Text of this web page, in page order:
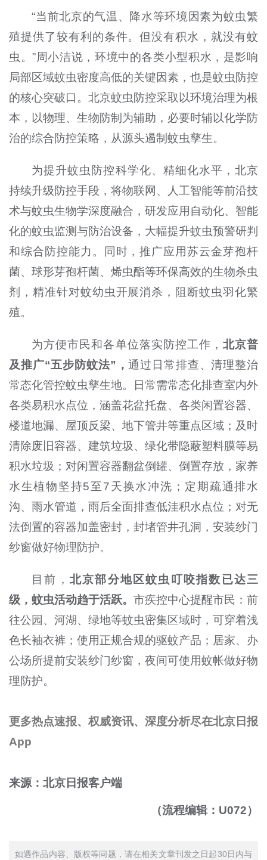
“当前北京的气温、降水等环境因素为蚊虫繁
殖提供了较有利的条件。但没有积水，就没有蚊
虫。”周小洁说，环境中的各类小型积水，是影响
局部区域蚊虫密度高低的关键因素，也是蚊虫防控
的核心突破口。北京蚊虫防控采取以环境治理为根
本，以物理、生物防制为辅助，必要时辅以化学防
治的综合防控策略，从源头遏制蚊虫孳生。
为提升蚊虫防控科学化、精细化水平，北京
持续升级防控手段，将物联网、人工智能等前沿技
术与蚊虫生物学深度融合，研发应用自动化、智能
化的蚊虫监测与防治设备，大幅提升蚊虫预警研判
和综合防控能力。同时，推广应用苏云金芽孢杆
菌、球形芽孢杆菌、烯虫酯等环保高效的生物杀虫
剂，精准针对蚊幼虫开展消杀，阻断蚊虫羽化繁
殖。
为方便市民和各单位落实防控工作， 北京普
及推广“五步防蚊法”，通过日常排查、清理整治
常态化管控蚊虫孳生地。日常需常态化排查室内外
各类易积水点位，涵盖花盆托盘、各类闲置容器、
楼道地漏、屋顶反梁、地下管井等重点区域；及时
清除废旧容器、建筑垃圾、绿化带隐蔽塑料膜等易
积水垃圾；对闲置容器翻盆倒罐、倒置存放，家养
水生植物坚持5至7天换水冲洗；定期疏通排水
沟、雨水管道，雨后全面排查低洼积水点位；对无
法倒置的容器加盖密封，封堵管井孔洞，安装纱门
纱窗做好物理防护。
目前， 北京部分地区蚊虫叮咬指数已达三
级，蚊虫活动趋于活跃。市疾控中心提醒市民：前
往公园、河湖、绿地等蚊虫密集区域时，可穿着浅
色长袖衣裤；使用正规合规的驱蚊产品；居家、办
公场所提前安装纱门纱窗，夜间可使用蚊帐做好物
理防护。
更多热点速报、权威资讯、深度分析尽在北京日报
App
来源：北京日报客户端
（流程编辑：U072）
如遇作品内容、版权等问题，请在相关文章刊发之日起30日内与